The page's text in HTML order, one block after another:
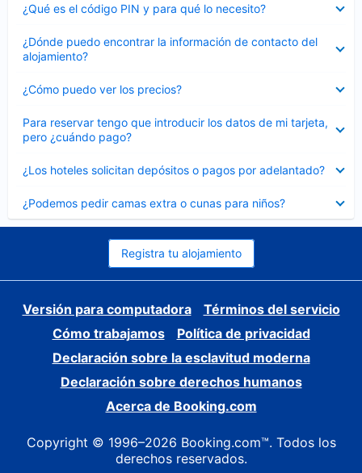
¿Qué es el código PIN y para qué lo necesito?
cerrado
¿Dónde puedo encontrar la información de contacto del
alojamiento?
cerrado
¿Cómo puedo ver los precios?
cerrado
Para reservar tengo que introducir los datos de mi tarjeta,
pero ¿cuándo pago?
cerrado
¿Los hoteles solicitan depósitos o pagos por adelantado?
cerrado
¿Podemos pedir camas extra o cunas para niños?
cerrado
Registra tu alojamiento
Versión para computadora
Términos del servicio
Cómo trabajamos
Política de privacidad
Declaración sobre la esclavitud moderna
Declaración sobre derechos humanos
Acerca de Booking.com
Copyright © 1996–2026 Booking.com™. Todos los
derechos reservados.